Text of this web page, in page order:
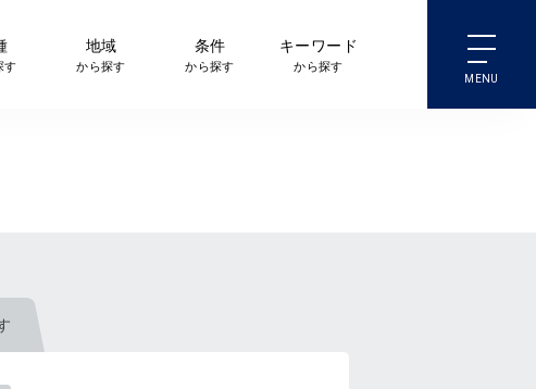
す
地域
から探す
条件
から探す
キーワード
から探す